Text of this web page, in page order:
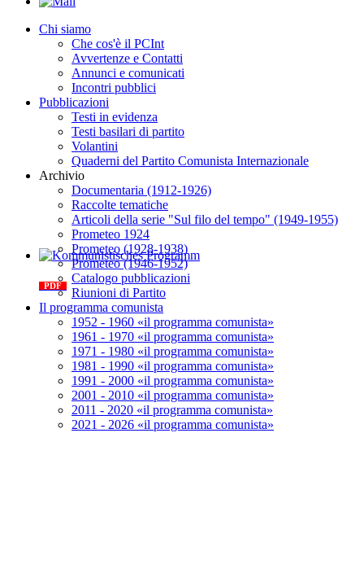
Kommunistisches Programm
PDF n°10 - 2026
Chi siamo
Che cos'è il PCInt
Avvertenze e Contatti
Annunci e comunicati
Incontri pubblici
Pubblicazioni
Testi in evidenza
Testi basilari di partito
Volantini
Quaderni del Partito Comunista Internazionale
Archivio
Documentaria (1912-1926)
Raccolte tematiche
Articoli della serie "Sul filo del tempo" (1949-1955)
Prometeo 1924
Prometeo (1928-1938)
Prometeo (1946-1952)
Catalogo pubblicazioni
Riunioni di Partito
Il programma comunista
1952 - 1960 «il programma comunista»
1961 - 1970 «il programma comunista»
1971 - 1980 «il programma comunista»
1981 - 1990 «il programma comunista»
1991 - 2000 «il programma comunista»
2001 - 2010 «il programma comunista»
2011 - 2020 «il programma comunista»
2021 - 2026 «il programma comunista»